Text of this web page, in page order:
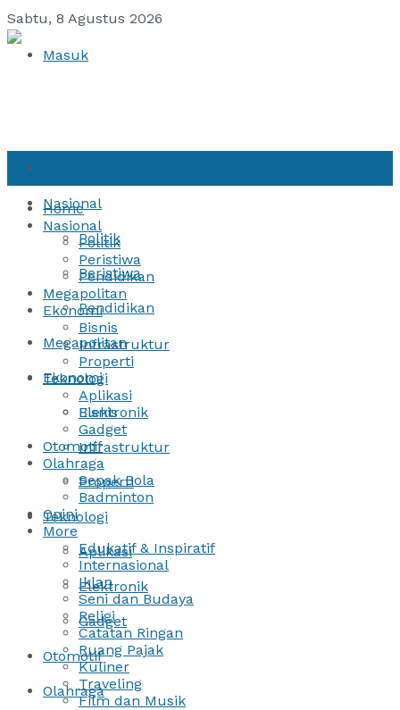
Sabtu, 8 Agustus 2026
Masuk
Nasional
Politik
Peristiwa
Pendidikan
Megapolitan
Ekonomi
Bisnis
Infrastruktur
Properti
Teknologi
Aplikasi
Elektronik
Gadget
Otomotif
Olahraga
Home
Nasional
Politik
Peristiwa
Pendidikan
Megapolitan
Ekonomi
Bisnis
Infrastruktur
Properti
Teknologi
Aplikasi
Elektronik
Gadget
Otomotif
Olahraga
Sepak Bola
Badminton
Opini
More
Edukatif & Inspiratif
Internasional
Iklan
Seni dan Budaya
Religi
Catatan Ringan
Ruang Pajak
Kuliner
Traveling
Film dan Musik